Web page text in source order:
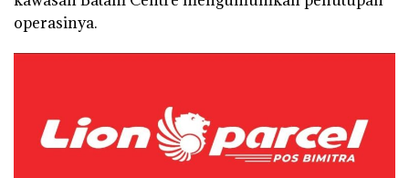
operasinya.